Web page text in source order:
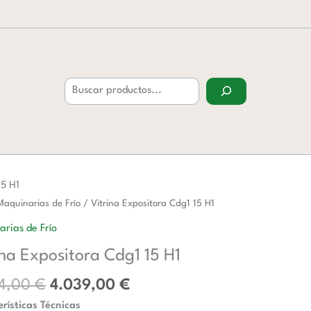
H1
de Frío / Vitrina Expositora Cdg1 15 H1
de Frío
Expositora Cdg1 15 H1
€
El
precio
era:
5.904,00 €.
4.039,00€
El
es:
Técnicas